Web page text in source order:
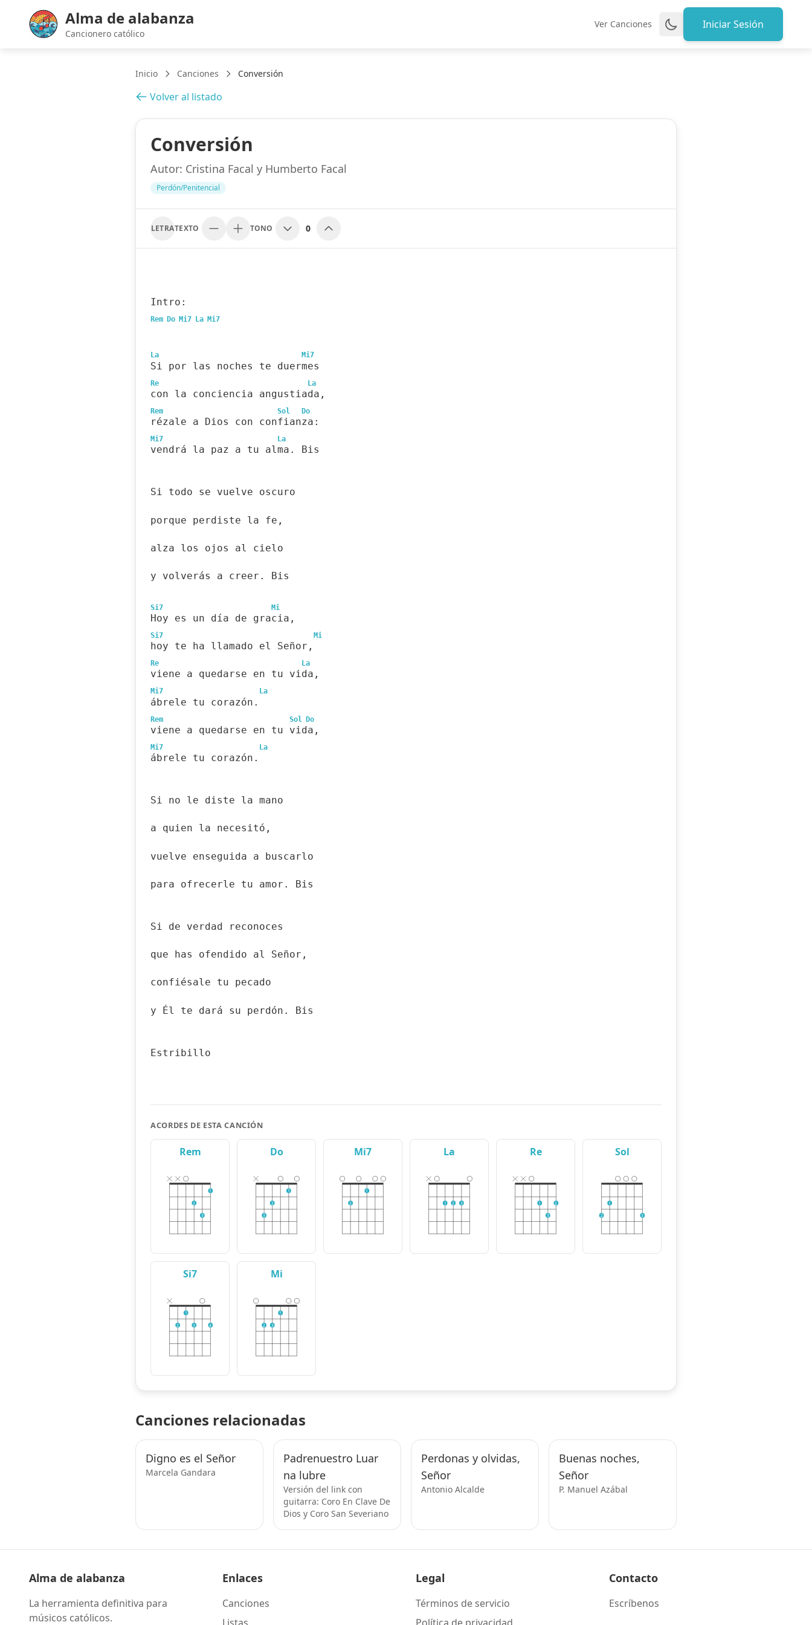
Alma de alabanza
Cancionero católico
Ver Canciones Iniciar Sesión
Inicio Canciones Conversión
Volver al listado
Conversión
Autor: Cristina Facal y Humberto Facal
Perdón/Penitencial
LETRATEXTO TONO 0
Intro:
Rem Do Mi7 La Mi7
La Mi7
Si por las noches te duermes
Re La
con la conciencia angustiada,
Rem Sol Do
rézale a Dios con confianza:
Mi7 La
vendrá la paz a tu alma. Bis
Si todo se vuelve oscuro
porque perdiste la fe,
alza los ojos al cielo
y volverás a creer. Bis
Si7 Mi
Hoy es un día de gracia,
Si7 Mi
hoy te ha llamado el Señor,
Re La
viene a quedarse en tu vida,
Mi7 La
ábrele tu corazón.
Rem Sol Do
viene a quedarse en tu vida,
Mi7 La
ábrele tu corazón.
Si no le diste la mano
a quien la necesitó,
vuelve enseguida a buscarlo
para ofrecerle tu amor. Bis
Si de verdad reconoces
que has ofendido al Señor,
confiésale tu pecado
y Él te dará su perdón. Bis
Estribillo
ACORDES DE ESTA CANCIÓN
Rem
2
3
1
Do
3
2
1
Mi7
2
1
La
1 2 3
Re
1
3
2
Sol
2
1
3
Si7
2
1
3 4
Mi
2 3
1
Canciones relacionadas
Digno es el Señor
Marcela Gandara
Padrenuestro Luar
na lubre
Versión del link con
guitarra: Coro En Clave De
Dios y Coro San Severiano
Perdonas y olvidas,
Señor
Antonio Alcalde
Buenas noches,
Señor
P. Manuel Azábal
Alma de alabanza
La herramienta definitiva para
músicos católicos.
Enlaces
Canciones
Legal
Términos de servicio
Contacto
Escríbenos